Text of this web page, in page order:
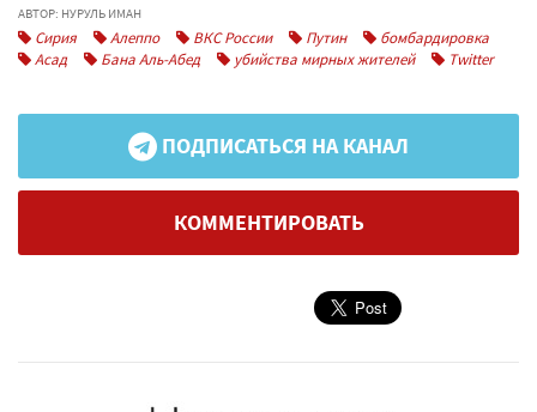
АВТОР: НУРУЛЬ ИМАН
Сирия Алеппо ВКС России Путин
бомбардировка
Асад
Бана Аль-Абед убийства мирных жителей Twitter
ПОДПИСАТЬСЯ НА КАНАЛ
КОММЕНТИРОВАТЬ